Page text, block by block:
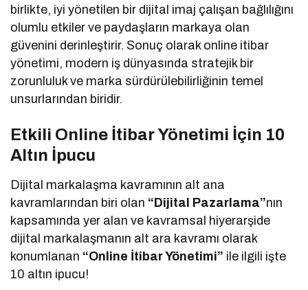
birlikte, iyi yönetilen bir dijital imaj çalışan bağlılığını
olumlu etkiler ve paydaşların markaya olan
güvenini derinleştirir. Sonuç olarak online itibar
yönetimi, modern iş dünyasında stratejik bir
zorunluluk ve marka sürdürülebilirliğinin temel
unsurlarından biridir.
Etkili Online İtibar Yönetimi İçin 10
Altın İpucu
Dijital markalaşma kavramının alt ana
kavramlarından biri olan “Dijital Pazarlama”nın
kapsamında yer alan ve kavramsal hiyerarşide
dijital markalaşmanın alt ara kavramı olarak
konumlanan “Online İtibar Yönetimi” ile ilgili işte
10 altın ipucu!